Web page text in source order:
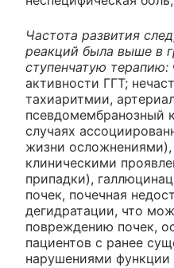
Частота развития
реакций была выше в
ступенчатую терапию:
активности ГГТ;
тахиаритмии,
псевдомембранозный
случаях
жизни
клиническими
припадки),
почек, почечная
дегидратации, что
повреждению почек,
пациентов с ранее
нарушениями функции